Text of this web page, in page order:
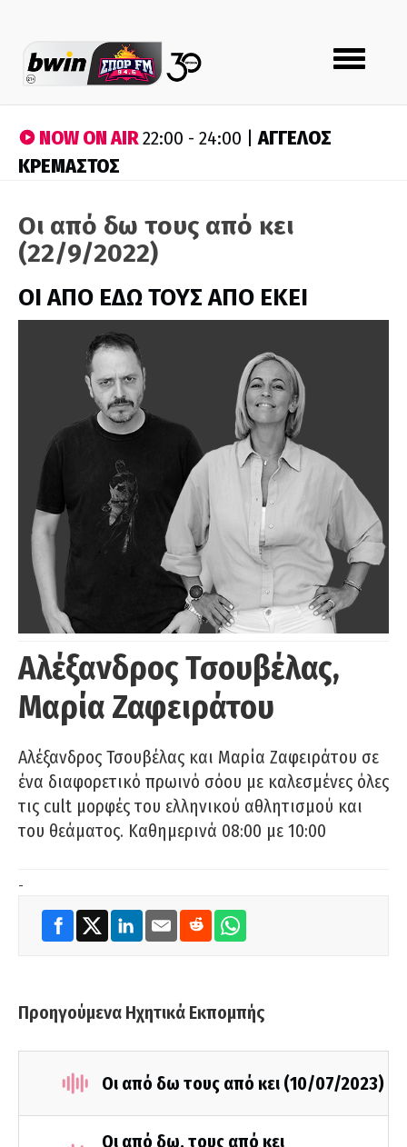
Toggle
navigation
NOW ON AIR22:00 - 24:00 |ΑΓΓΕΛΟΣ
ΚΡΕΜΑΣΤΟΣ
Οι από δω τους από κει
(22/9/2022)
ΟΙ ΑΠΟ ΕΔΩ ΤΟΥΣ ΑΠΟ ΕΚΕΙ
Αλέξανδρος Τσουβέλας,
Μαρία Ζαφειράτου
Αλέξανδρος Τσουβέλας και Μαρία Ζαφειράτου σε
ένα διαφορετικό πρωινό σόου με καλεσμένες όλες
τις cult μορφές του ελληνικού αθλητισμού και
του θεάματος. Καθημερινά 08:00 με 10:00
-
Προηγούμενα Ηχητικά Εκπομπής
Οι από δω τους από κει (10/07/2023)
Οι από δω, τους από κει